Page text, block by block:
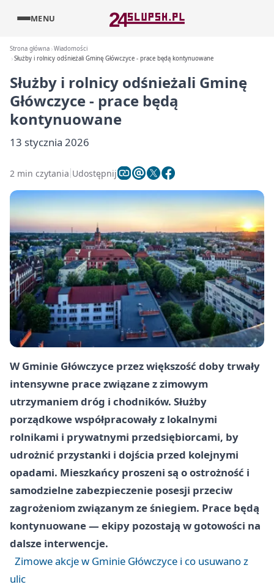
MENU
Strona główna Wiadomości
Służby i rolnicy odśnieżali Gminę Główczyce - prace będą kontynuowane
Służby i rolnicy odśnieżali Gminę
Główczyce - prace będą
kontynuowane
13 stycznia 2026
2 min czytania Udostępnij
W Gminie Główczyce przez większość doby trwały
intensywne prace związane z zimowym
utrzymaniem dróg i chodników. Służby
porządkowe współpracowały z lokalnymi
rolnikami i prywatnymi przedsiębiorcami, by
udrożnić przystanki i dojścia przed kolejnymi
opadami. Mieszkańcy proszeni są o ostrożność i
samodzielne zabezpieczenie posesji przeciw
zagrożeniom związanym ze śniegiem. Prace będą
kontynuowane — ekipy pozostają w gotowości na
dalsze interwencje.
Zimowe akcje w Gminie Główczyce i co usuwano z
ulic